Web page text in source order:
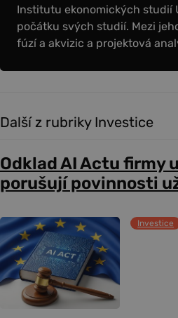
Institutu ekonomických studií
počátku svých studií. Mezi
fúzí a akvizic a projektová
Další z rubriky Investice
Odklad AI Actu firmy
porušují povinnosti
Investice